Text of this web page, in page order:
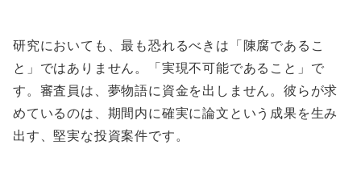
研究においても、最も恐れるべきは「陳腐であるこ
と」ではありません。「実現不可能であること」で
す。審査員は、夢物語に資金を出しません。彼らが求
めているのは、期間内に確実に論文という成果を生み
出す、堅実な投資案件です。